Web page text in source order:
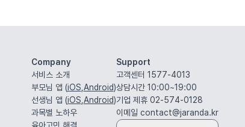
Company
서비스 소개
부모님 앱 (iOS Android)
선생님 앱 (iOS Android)
과목별 노하우
Support
고객센터 1577-4013
상담시간 10:00~19:00
기업 제휴 02-574-0128
이메일 contact@jaranda.kr